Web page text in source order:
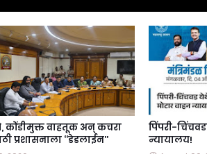
कोंडीमुक्त वाहतूक अन्‌ कचरा
प्रशासनाला ‘‘डेडलाईन’’
पिंपरी-
न्यायालय!